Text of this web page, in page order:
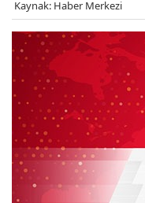
Kaynak: Haber Merkezi